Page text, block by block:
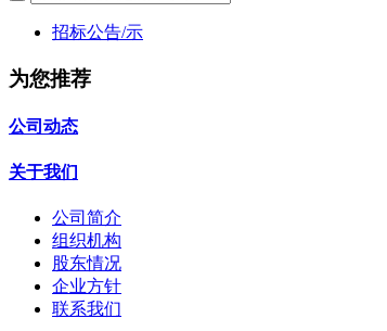
招标公告/示
为您推荐
公司动态
关于我们
公司简介
组织机构
股东情况
企业方针
联系我们